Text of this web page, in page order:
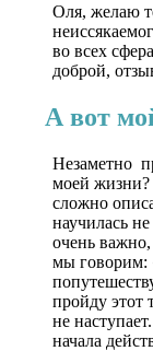
Оля, желаю
во всех
доброй,
А вот
Незаметно
моей
сложно
научилась
очень
мы говорим:
пройду этот
не
начала